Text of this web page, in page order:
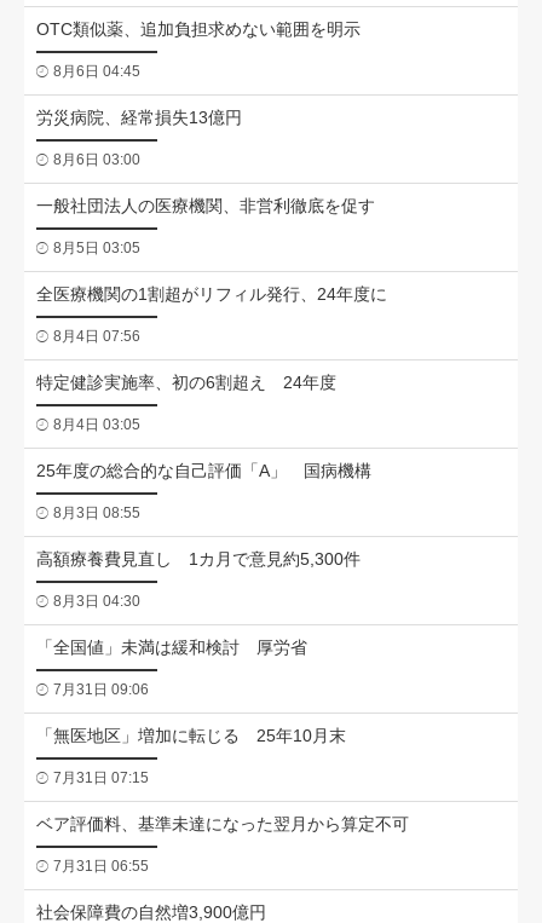
OTC類似薬、追加負担求めない範囲を明示
8月6日 04:45
労災病院、経常損失13億円
8月6日 03:00
一般社団法人の医療機関、非営利徹底を促す
8月5日 03:05
全医療機関の1割超がリフィル発行、24年度に
8月4日 07:56
特定健診実施率、初の6割超え 24年度
8月4日 03:05
25年度の総合的な自己評価「A」 国病機構
8月3日 08:55
高額療養費見直し 1カ月で意見約5,300件
8月3日 04:30
「全国値」未満は緩和検討 厚労省
7月31日 09:06
「無医地区」増加に転じる 25年10月末
7月31日 07:15
ベア評価料、基準未達になった翌月から算定不可
7月31日 06:55
社会保障費の自然増3,900億円